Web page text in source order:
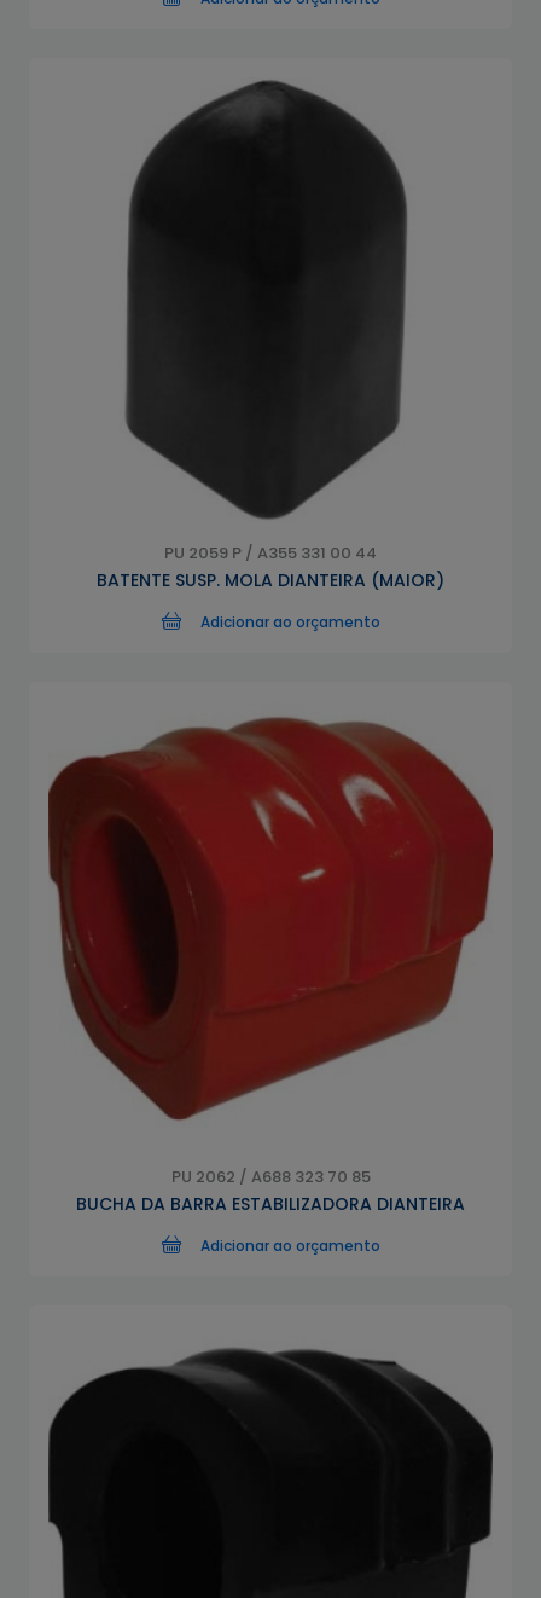
PU 2059 P / A355 331 00 44
BATENTE SUSP. MOLA DIANTEIRA (MAIOR)
Adicionar ao orçamento
PU 2062 / A688 323 70 85
BUCHA DA BARRA ESTABILIZADORA DIANTEIRA
Adicionar ao orçamento